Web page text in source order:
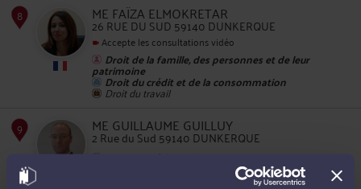
6
7
ME FAÏZA ELMOKRETAR
26 RUE DU SUD 59140 DUNKERQUE
Accepte les consultations vidéo
Droit de la famille, des personnes et de leur
patrimoine
Droit du crédit et de la consommation
Droit du travail
ME GUILLAUME GUILLUY
2 Rue du Sud 59140 DUNKERQUE
Droit du crédit et de la consommation